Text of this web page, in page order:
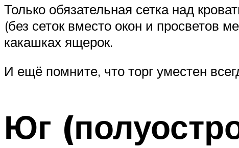
Только обязательная сетка над
(без сеток вместо окон и просветов
какашках ящерок.
И ещё помните, что торг уместен
Юг